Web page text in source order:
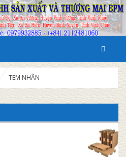
TEM NHÃN